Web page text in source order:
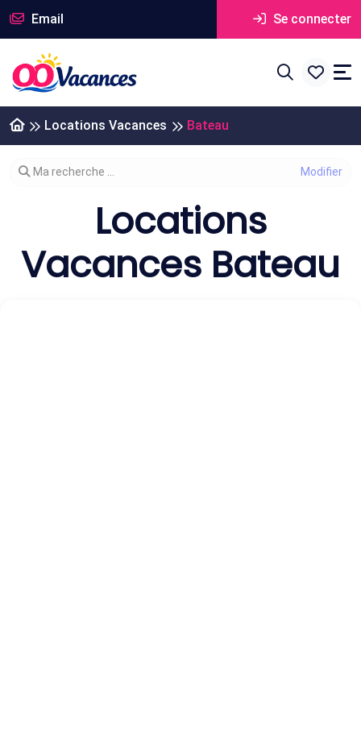
Email Se connecter
Locations Vacances Bateau
Modifier votre recherche
Ma recherche ...
Locations
Vacances Bateau